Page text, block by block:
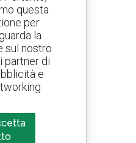
d'occasione
mondo
questa
per
la
sul nostro
partner di
e